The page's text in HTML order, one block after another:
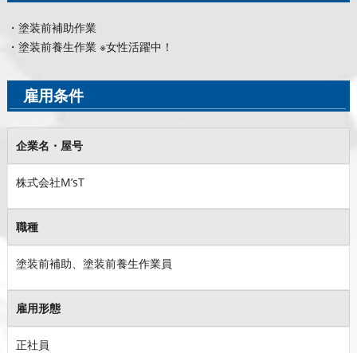
・塗装前補助作業
・塗装前養生作業 ※女性活躍中！
雇用条件
企業名・屋号
株式会社M’sT
職種
塗装前補助、塗装前養生作業員
雇用形態
正社員